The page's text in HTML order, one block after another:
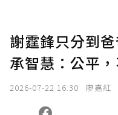
謝霆鋒只分到
承智慧：公平
2026-07-22 16:30 廖嘉紅